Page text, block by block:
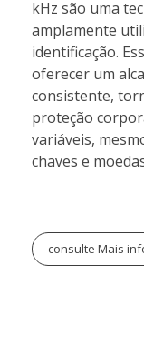
kHz são uma
amplamente
identificação.
oferecer um
consistente,
proteção
variáveis,
chaves e
consulte Mais